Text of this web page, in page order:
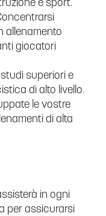
e sport.
allenamento
giocatori
superiori e
di alto livello.
le vostre
di alta
in ogni
per assicurarsi